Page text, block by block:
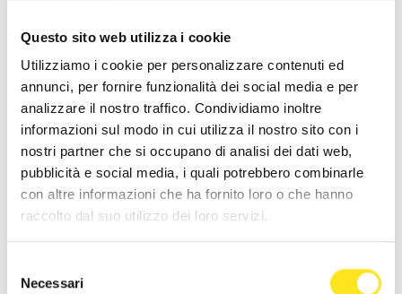
Questo sito web utilizza i cookie
Utilizziamo i cookie per personalizzare contenuti ed
annunci, per fornire funzionalità dei social media e per
analizzare il nostro traffico. Condividiamo inoltre
informazioni sul modo in cui utilizza il nostro sito con i
nostri partner che si occupano di analisi dei dati web,
pubblicità e social media, i quali potrebbero combinarle
con altre informazioni che ha fornito loro o che hanno
raccolto dal suo utilizzo dei loro servizi.
delNecessari